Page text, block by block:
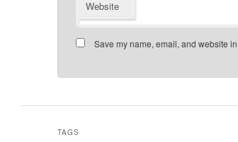
Website
Save my name, email, and website
TAGS